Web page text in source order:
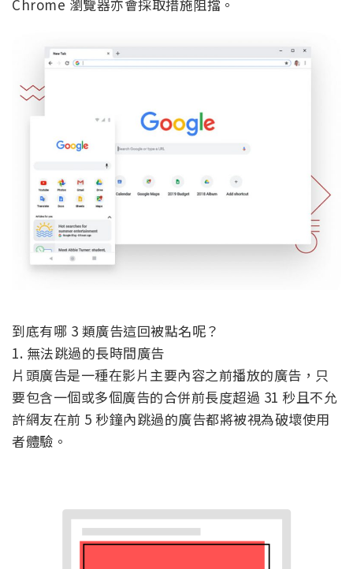
Chrome 瀏覽器亦會採取措施阻擋。
到底有哪 3 類廣告這回被點名呢？
1. 無法跳過的長時間廣告
片頭廣告是一種在影片主要內容之前播放的廣告，只
要包含一個或多個廣告的合併前長度超過 31 秒且不允
許網友在前 5 秒鐘內跳過的廣告都將被視為破壞使用
者體驗。